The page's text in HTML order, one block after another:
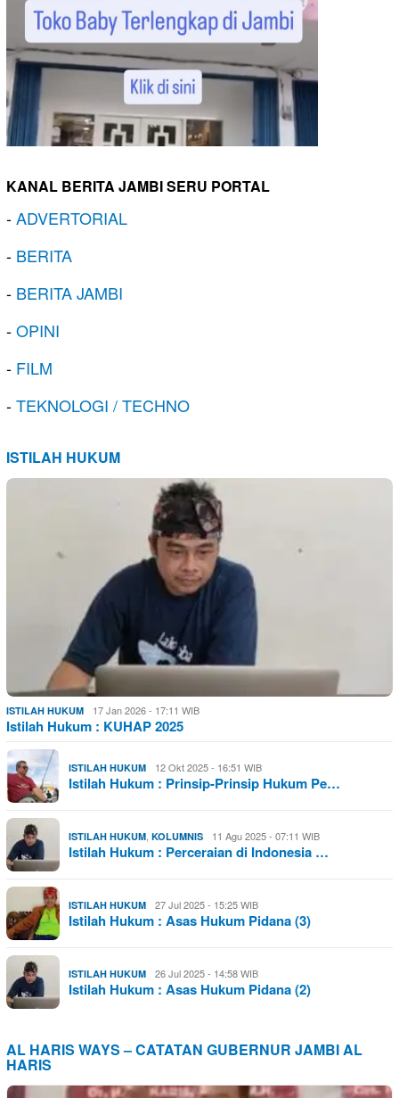
KANAL BERITA JAMBI SERU PORTAL
-ADVERTORIAL
- BERITA
- BERITA JAMBI
-OPINI
- FILM
-TEKNOLOGI / TECHNO
ISTILAH HUKUM
ISTILAH HUKUM 17 Jan 2026 - 17:11 WIB
Istilah Hukum : KUHAP 2025
ISTILAH HUKUM 12 Okt 2025 - 16:51 WIB
Istilah Hukum : Prinsip-Prinsip Hukum Pe…
ISTILAH HUKUM, KOLUMNIS 11 Agu 2025 - 07:11 WIB
Istilah Hukum : Perceraian di Indonesia …
ISTILAH HUKUM 27 Jul 2025 - 15:25 WIB
Istilah Hukum : Asas Hukum Pidana (3)
ISTILAH HUKUM 26 Jul 2025 - 14:58 WIB
Istilah Hukum : Asas Hukum Pidana (2)
AL HARIS WAYS – CATATAN GUBERNUR JAMBI AL
HARIS